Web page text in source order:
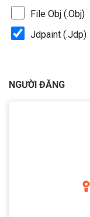
File Obj (.Obj)
Jdpaint (.Jdp)
NGƯỜI ĐĂNG